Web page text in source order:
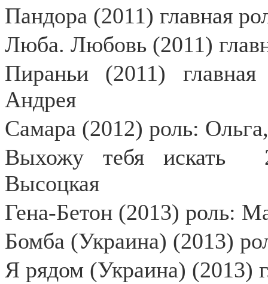
Пандора (2011) главная
Люба. Любовь (2011)
Пираньи (2011)
Андрея
Самара (2012) роль:
Выхожу тебя искать
Высоцкая
Гена-Бетон (2013) роль:
Бомба (Украина) (2013)
Я рядом (Украина) (2013)